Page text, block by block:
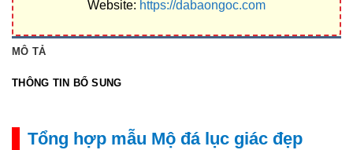
Website: https://dabaongoc.com
MÔ TẢ
THÔNG TIN BỔ SUNG
Tổng hợp mẫu Mộ đá lục giác đẹp